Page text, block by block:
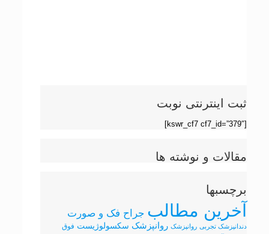
ثبت اینترنتی نوبت
[kswr_cf7 cf7_id=”379″]
مقالات و نوشته ها
برچسبها
آخرین مطالب جراح فک و صورت
دندانپزشک تجربی روانپزشک روانپزشک سکسولوژیست فوق